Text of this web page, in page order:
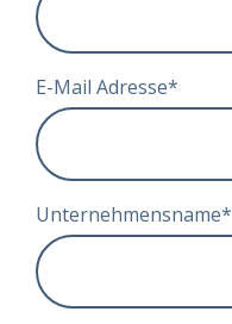
E-Mail Adresse*
Unternehmensname*